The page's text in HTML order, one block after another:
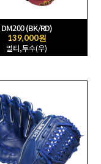
DM200 (BK/RD)
139,000원
멀티,투수(우)